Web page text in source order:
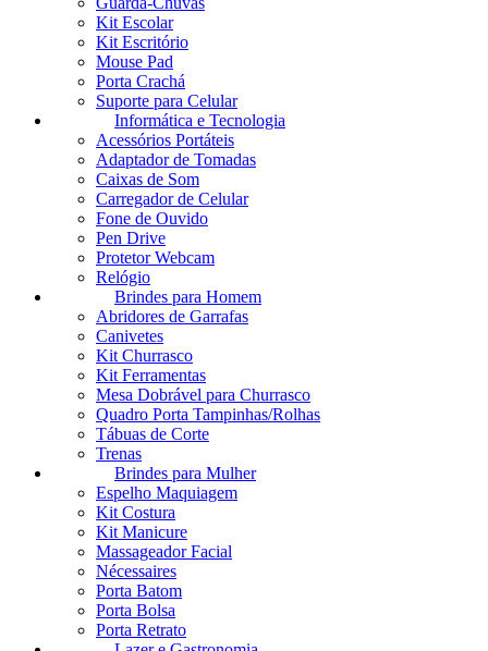
Kit Escolar
Kit Escritório
Mouse Pad
Porta Crachá
Suporte para Celular
Informática e Tecnologia
Acessórios Portáteis
Adaptador de Tomadas
Caixas de Som
Carregador de Celular
Fone de Ouvido
Pen Drive
Protetor Webcam
Relógio
Brindes para Homem
Abridores de Garrafas
Canivetes
Kit Churrasco
Kit Ferramentas
Mesa Dobrável para Churrasco
Quadro Porta Tampinhas/Rolhas
Tábuas de Corte
Trenas
Brindes para Mulher
Espelho Maquiagem
Kit Costura
Kit Manicure
Massageador Facial
Nécessaires
Porta Batom
Porta Bolsa
Porta Retrato